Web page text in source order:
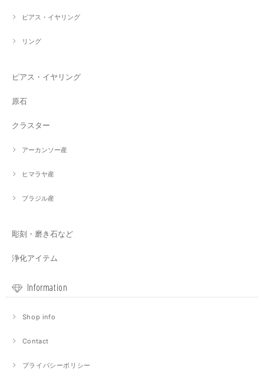
ピアス・イヤリング
リング
ピアス・イヤリング
原石
クラスター
アーカンソー産
ヒマラヤ産
ブラジル産
彫刻・磨き石など
浄化アイテム
Information
Shop info
Contact
プライバシーポリシー